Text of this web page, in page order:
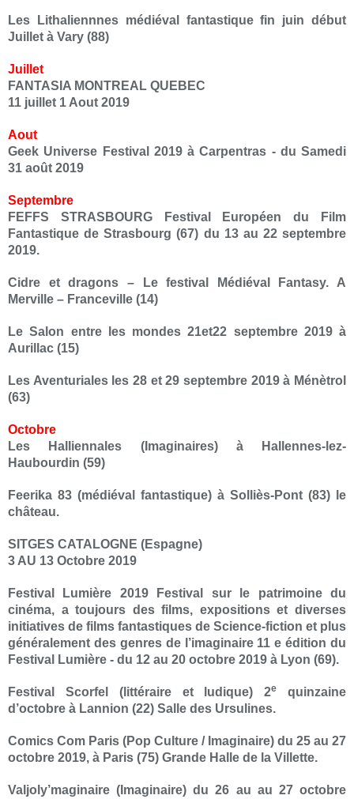
Les Lithaliennnes médiéval fantastique fin juin début
Juillet à Vary (88)
Juillet
FANTASIA MONTREAL QUEBEC
11 juillet 1 Aout 2019
Aout
Geek Universe Festival 2019 à Carpentras - du Samedi
31 août 2019
Septembre
FEFFS STRASBOURG Festival Européen du Film
Fantastique de Strasbourg (67) du 13 au 22 septembre
2019.
Cidre et dragons – Le festival Médiéval Fantasy. A
Merville – Franceville (14)
Le Salon entre les mondes 21et22 septembre 2019 à
Aurillac (15)
Les Aventuriales les 28 et 29 septembre 2019 à Ménètrol
(63)
Octobre
Les Halliennales (Imaginaires) à Hallennes-lez-
Haubourdin (59)
Feerika 83 (médiéval fantastique) à Solliès-Pont (83) le
château.
SITGES CATALOGNE (Espagne)
3 AU 13 Octobre 2019
Festival Lumière 2019 Festival sur le patrimoine du
cinéma, a toujours des films, expositions et diverses
initiatives de films fantastiques de Science-fiction et plus
généralement des genres de l’imaginaire 11 e édition du
Festival Lumière - du 12 au 20 octobre 2019 à Lyon (69).
Festival Scorfel (littéraire et ludique) 2e
quinzaine
d’octobre à Lannion (22) Salle des Ursulines.
Comics Com Paris (Pop Culture / Imaginaire) du 25 au 27
octobre 2019, à Paris (75) Grande Halle de la Villette.
Valjoly’maginaire (Imaginaire) du 26 au au 27 octobre